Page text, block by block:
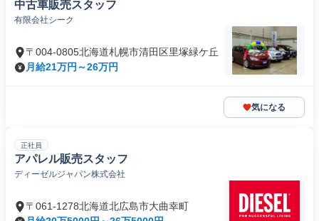
中古車販売スタッフ
有限会社シーク
〒004-0805北海道札幌市清田区里塚緑ケ丘
月給21万円～26万円
気になる
正社員
アパレル販売スタッフ
ディーゼルジャパン株式会社
〒061-1278北海道北広島市大曲幸町